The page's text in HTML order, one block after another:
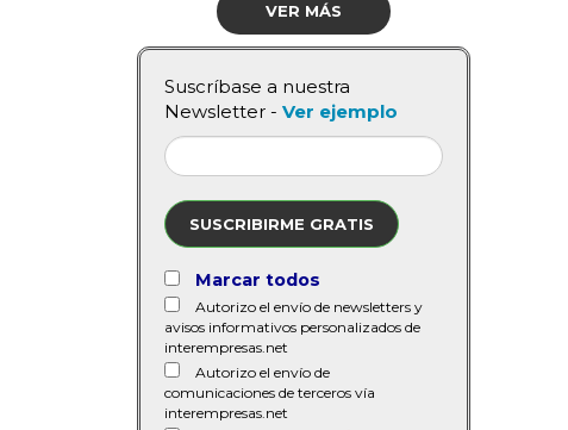
VER MÁS
Suscríbase a nuestra
Newsletter - Ver ejemplo
SUSCRIBIRME GRATIS
Marcar todos
Autorizo el envío de newsletters y
avisos informativos personalizados de
interempresas.net
Autorizo el envío de
comunicaciones de terceros vía
interempresas.net